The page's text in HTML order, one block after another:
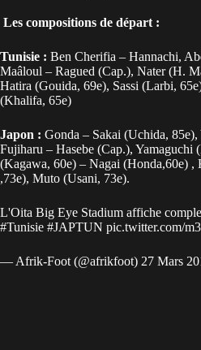
Les compositions de départ :
Tunisie : Ben Cherifia – Hannachi,
Maâloul – Ragued (Cap.), Nater (H.
Hatira (Gouida, 69e), Sassi (Larbi,
(Khalifa, 65e)
Japon : Gonda – Sakai (Uchida,
Fujiharu – Hasebe (Cap.),
(Kagawa, 60e) – Nagai (Honda,60e) ,
,73e), Muto (Usani, 73e).
L'Oita Big Eye Stadium affiche
#Tunisie #JAPTUN pic.twitter.com/
— Afrik-Foot (@afrikfoot) 27 Mars